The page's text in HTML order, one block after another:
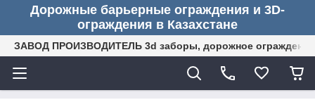
Дорожные барьерные ограждения и 3D-
ограждения в Казахстане
ЗАВОД ПРОИЗВОДИТЕЛЬ 3d заборы, дорожное ограждение